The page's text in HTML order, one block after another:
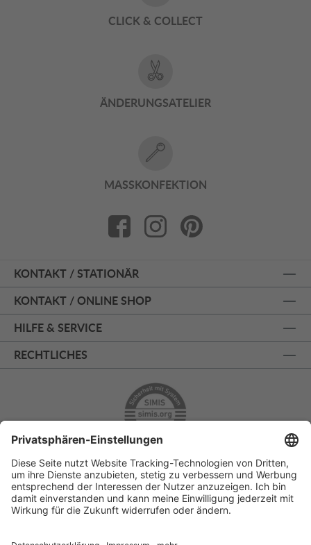
CLICK & COLLECT
ÄNDERUNGSATELIER
MASSKONFEKTION
KONTAKT / STATIONÄR
KONTAKT / ONLINE SHOP
HILFE & SERVICE
RECHTLICHES
ÜBER 125 JAHRE AM PRINZIPALMARKT
PERSÖNLICHE BERATUNG
KOSTENLOSER RÜCKVERSAND